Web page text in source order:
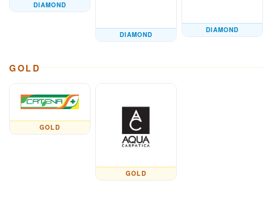
DIAMOND
DIAMOND
DIAMOND
GOLD
GOLD
GOLD